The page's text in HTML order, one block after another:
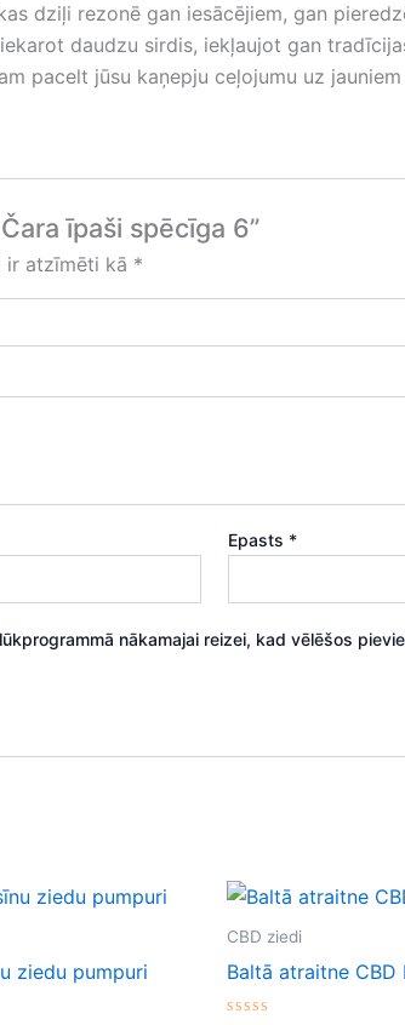
dziļi rezonē gan iesācējiem, gan
daudzu sirdis, iekļaujot gan
pacelt jūsu kaņepju ceļojumu uz
īpaši spēcīga 6”
ir atzīmēti kā *
Epasts *
nākamajai reizei, kad vēlēšos
ziedu pumpuri
CBD ziedi
Baltā atraitne CBD